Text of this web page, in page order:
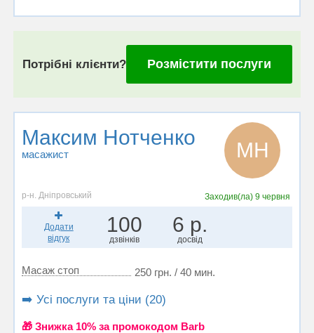
Потрібні клієнти? Розмістити послуги
Максим Нотченко
масажист МН
р-н. Дніпровський Заходив(ла) 9 червня
Додати
відгук
100
дзвінків
6 р.
досвід
Масаж стоп 250 грн. / 40 мин.
➡️ Усі послуги та ціни (20)
🎁 Знижка 10% за промокодом Barb